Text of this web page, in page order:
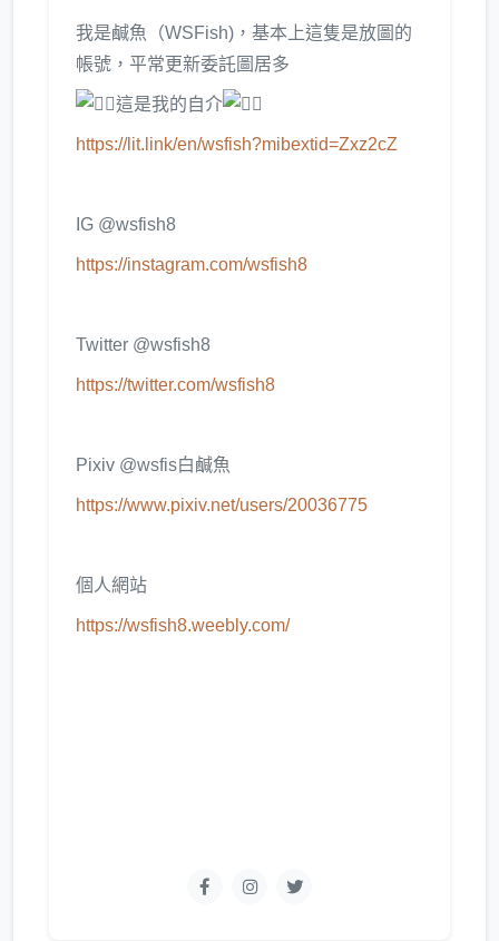
我是鹹魚（WSFish)，基本上這隻是放圖的
帳號，平常更新委託圖居多
這是我的自介
https://lit.link/en/wsfish?mibextid=Zxz2cZ
IG @wsfish8
https://instagram.com/wsfish8
Twitter @wsfish8
https://twitter.com/wsfish8
Pixiv @wsfis白鹹魚
https://www.pixiv.net/users/20036775
個人網站
https://wsfish8.weebly.com/